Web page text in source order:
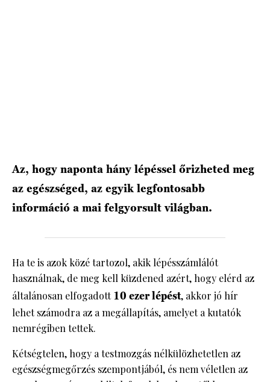
Az, hogy naponta hány lépéssel őrizheted meg
az egészséged, az egyik legfontosabb
információ a mai felgyorsult világban.
Ha te is azok közé tartozol, akik lépésszámlálót
használnak, de meg kell küzdened azért, hogy elérd az
általánosan elfogadott10 ezer lépést, akkor jó hír
lehet számodra az a megállapítás, amelyet a kutatók
nemrégiben tettek.
Kétségtelen, hogy a testmozgás nélkülözhetetlen az
egészségmegőrzés szempontjából, és nem véletlen az